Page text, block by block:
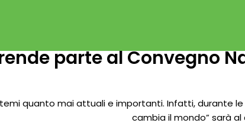
parte al Convegno
quanto mai attuali e importanti. Infatti, durante le
cambia il mondo” sarà